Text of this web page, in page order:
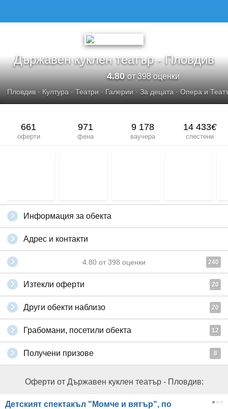
Държавен куклен театър - Пловдив
4.80от 398 оценки
Пловдив· Култура · Театри · Галерии · За децата · Опера и
661
оферти
971
фена
9 178
ваучера
14 433€
спестени
Информация за обекта
Адрес и контакти
4.80 от 398 оценки 240
Изтекли оферти 20
Други обекти наблизо 20
Грабомани, посетили обекта 12
Получени призове 8
Оферти от Държавен куклен театър - Пловдив:
Детският спектакъл "Момче и вятър", по